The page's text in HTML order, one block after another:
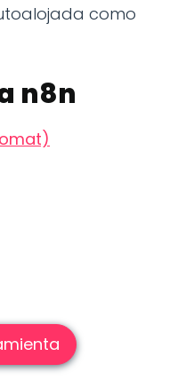
como
n8n